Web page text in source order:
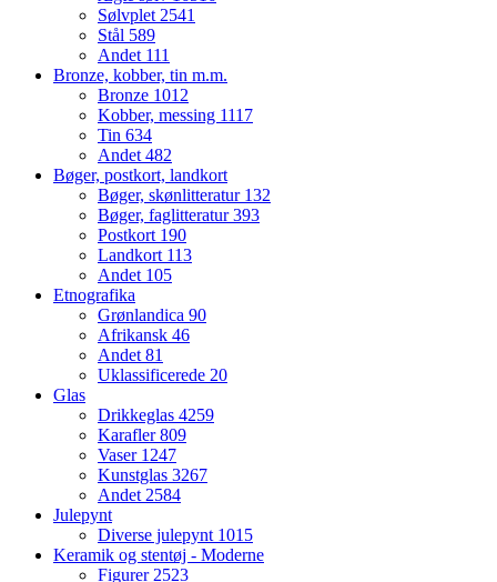
Sølvplet2541
Stål 589
Andet 111
Bronze, kobber, tin m.m.
Bronze 1012
Kobber, messing 1117
Tin 634
Andet482
Bøger, postkort, landkort
Bøger, skønlitteratur 132
Bøger, faglitteratur393
Postkort 190
Landkort 113
Andet 105
Etnografika
Grønlandica 90
Afrikansk 46
Andet81
Uklassificerede 20
Glas
Drikkeglas 4259
Karafler809
Vaser 1247
Kunstglas 3267
Andet2584
Julepynt
Diverse julepynt 1015
Keramik og stentøj - Moderne
Figurer2523